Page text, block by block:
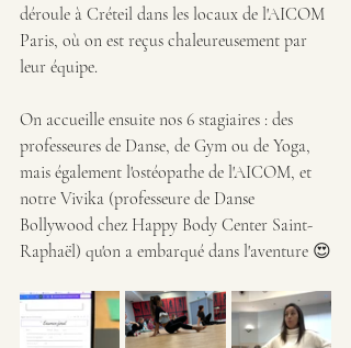
déroule à Créteil dans les locaux de l'AICOM
Paris, où on est reçus chaleureusement par
leur équipe.
On accueille ensuite nos 6 stagiaires : des
professeures de Danse, de Gym ou de Yoga,
mais également l'ostéopathe de l'AICOM, et
notre Vivika (professeure de Danse
Bollywood chez Happy Body Center Saint-
Raphaël) qu'on a embarqué dans l'aventure 😍